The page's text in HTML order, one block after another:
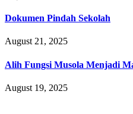
Dokumen Pindah Sekolah
August 21, 2025
Alih Fungsi Musola Menjadi
August 19, 2025